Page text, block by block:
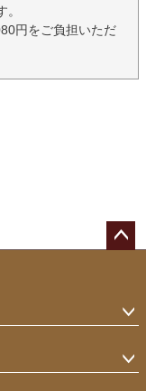
円をご負担いただ